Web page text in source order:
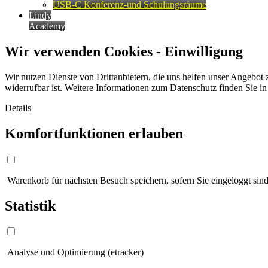
USB-C Konferenz-und Schulungsräume
Lindy
Academy
Wir verwenden Cookies - Einwilligung
Wir nutzen Dienste von Drittanbietern, die uns helfen unser
widerrufbar ist. Weitere Informationen zum Datenschutz finden Sie
Details
Komfortfunktionen erlauben
Warenkorb für nächsten Besuch speichern, sofern Sie eingeloggt
Statistik
Analyse und Optimierung (etracker)